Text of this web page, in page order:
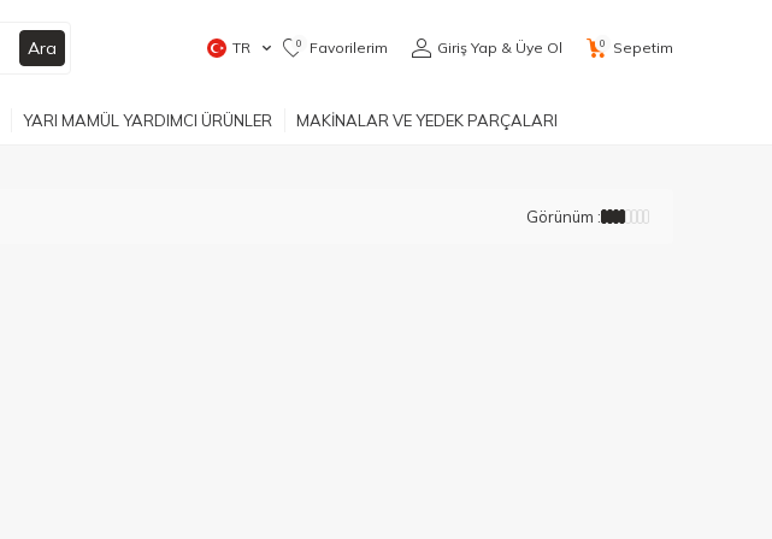
Ara TR 0 Favorilerim Giriş Yap & Üye Ol 0 Sepetim
YARI MAMÜL YARDIMCI ÜRÜNLER MAKİNALAR VE YEDEK PARÇALARI
Görünüm :